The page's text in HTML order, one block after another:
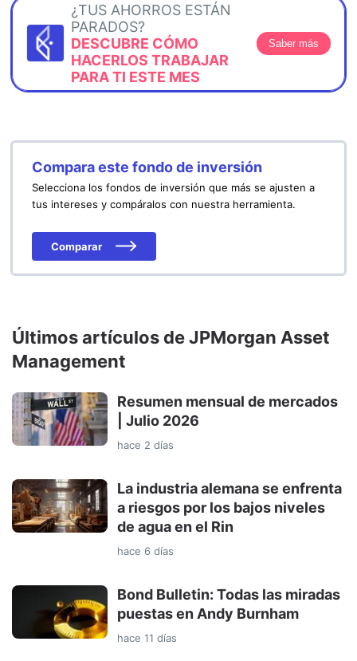
¿TUS AHORROS ESTÁN
PARADOS?
DESCUBRE CÓMO
HACERLOS TRABAJAR
PARA TI ESTE MES
Saber más
Compara este fondo de inversión
Selecciona los fondos de inversión que más se ajusten a
tus intereses y compáralos con nuestra herramienta.
Comparar
Últimos artículos de JPMorgan Asset
Management
Resumen mensual de mercados
| Julio 2026
hace 2 días
La industria alemana se enfrenta
a riesgos por los bajos niveles
de agua en el Rin
hace 6 días
Bond Bulletin: Todas las miradas
puestas en Andy Burnham
hace 11 días